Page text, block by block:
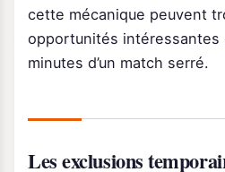
cette mécanique peuvent
opportunités intéressantes
minutes d’un match serré.
Les exclusions